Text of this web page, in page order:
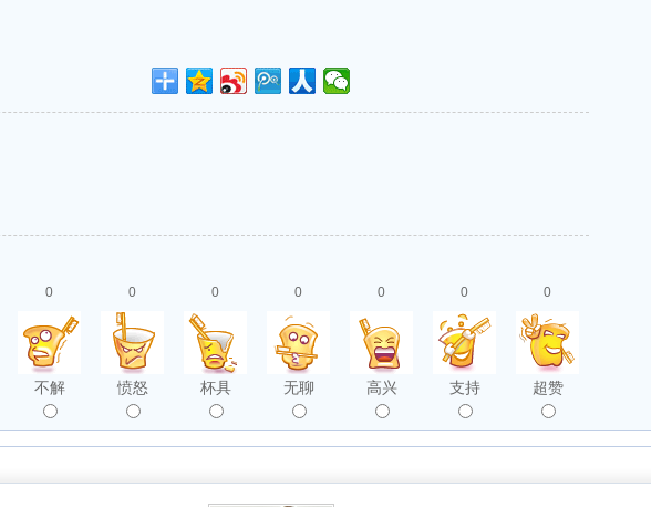
0
不解
0
愤怒
0
杯具
0
无聊
0
高兴
0
支持
0
超赞